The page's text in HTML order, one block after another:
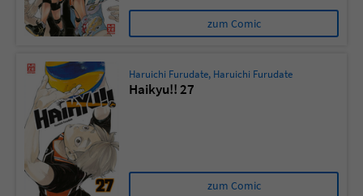
zum Comic
Haruichi Furudate, Haruichi Furudate
Haikyu!! 27
zum Comic